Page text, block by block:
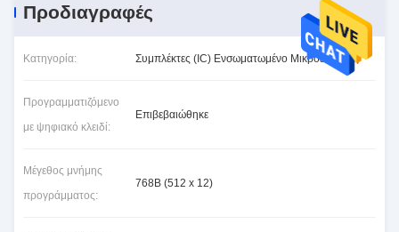
Προδιαγραφές
Κατηγορία: Συμπλέκτες (IC) Ενσωματωμένο Μικροελεγκτές
Προγραμματιζόμενο
με ψηφιακό κλειδί:
Επιβεβαιώθηκε
Μέγεθος μνήμης
προγράμματος:
768Β (512 x 12)